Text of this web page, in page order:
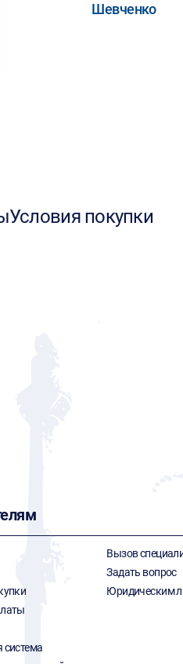
Шевченко
Условия покупки
система
Вызов
Задать вопрос
Юридическим